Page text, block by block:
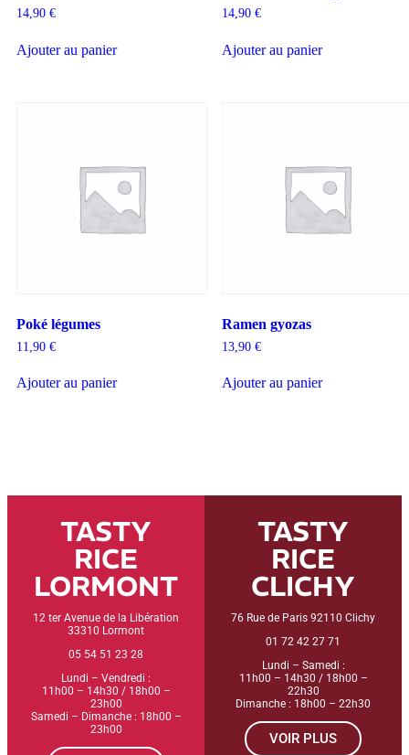
14,90 €
Ajouter au panier
14,90 €
Ajouter au panier
Poké légumes
11,90 €
Ajouter au panier
Ramen gyozas
13,90 €
Ajouter au panier
TASTY
RICE
LORMONT
12 ter Avenue de la Libération
33310 Lormont
05 54 51 23 28
Lundi – Vendredi :
11h00 – 14h30 / 18h00 –
23h00
Samedi – Dimanche : 18h00 –
23h00
TASTY
RICE
CLICHY
76 Rue de Paris 92110 Clichy
01 72 42 27 71
Lundi – Samedi :
11h00 – 14h30 / 18h00 –
22h30
Dimanche : 18h00 – 22h30
VOIR PLUS